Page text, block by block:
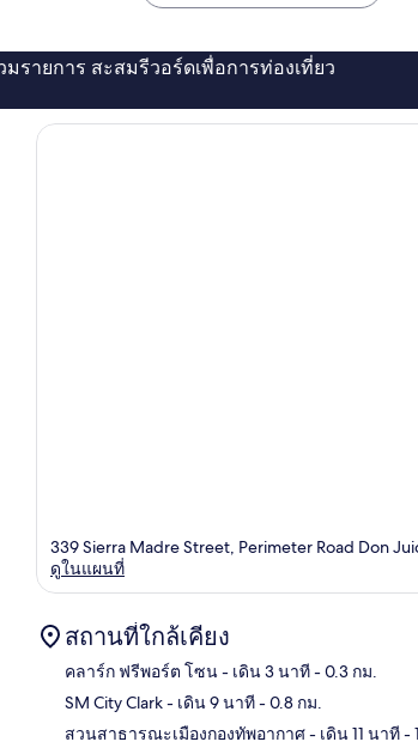
รายการ สะสมรีวอร์ดเพื่อการท่องเที่ยว
339 Sierra Madre Street, Perimeter Road Don
ดูในแผนที่
สถานที่ใกล้เคียง
คลาร์ก ฟรีพอร์ต โซน- เดิน 3 นาที- 0.3 กม.
SM City Clark- เดิน 9 นาที- 0.8 กม.
สวนสาธารณะเมืองกองทัพอากาศ- เดิน 11 นาที-